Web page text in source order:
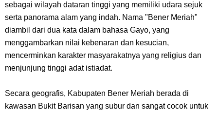
7 Fakta Ivankov One Piece, Orang Yang Mampu Menipu Sensor
Wanita Milik Sanji
7 Klub Pertama Yang Menjuarai Liga Champions, Apa Klub Jagoan
Arti Bendera Palau, Negara Kepulauan Yang Berada Di Kawasan
sebagai wilayah dataran tinggi yang memiliki udara sejuk
serta panorama alam yang indah. Nama "Bener Meriah"
diambil dari dua kata dalam bahasa Gayo, yang
menggambarkan nilai kebenaran dan kesucian,
mencerminkan karakter masyarakatnya yang religius dan
menjunjung tinggi adat istiadat.
Secara geografis, Kabupaten Bener Meriah berada di
kawasan Bukit Barisan yang subur dan sangat cocok untuk